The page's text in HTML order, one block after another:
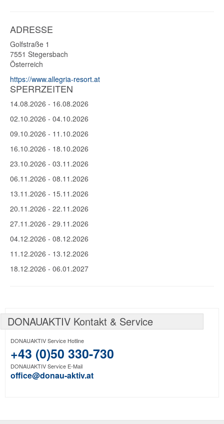
ADRESSE
Golfstraße 1
7551 Stegersbach
Österreich
https://www.allegria-resort.at
SPERRZEITEN
14.08.2026 - 16.08.2026
02.10.2026 - 04.10.2026
09.10.2026 - 11.10.2026
16.10.2026 - 18.10.2026
23.10.2026 - 03.11.2026
06.11.2026 - 08.11.2026
13.11.2026 - 15.11.2026
20.11.2026 - 22.11.2026
27.11.2026 - 29.11.2026
04.12.2026 - 08.12.2026
11.12.2026 - 13.12.2026
18.12.2026 - 06.01.2027
DONAUAKTIV Kontakt & Service
DONAUAKTIV Service Hotline
+43 (0)50 330-730
DONAUAKTIV Service E-Mail
office@donau-aktiv.at